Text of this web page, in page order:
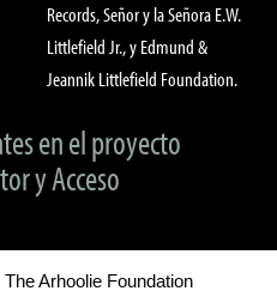
Records, Señor y la Señora E.W.
Littlefield Jr., y Edmund &
Jeannik Littlefield Foundation.
en el proyecto
y Acceso
Arhoolie Foundation